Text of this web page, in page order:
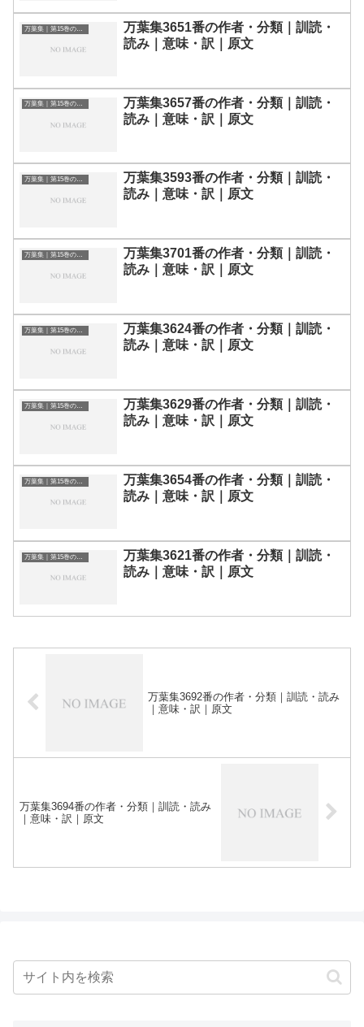
万葉集｜第15巻の和歌一覧
万葉集3651番の作者・分類｜訓読・
読み｜意味・訳｜原文
万葉集｜第15巻の和歌一覧
万葉集3657番の作者・分類｜訓読・
読み｜意味・訳｜原文
万葉集｜第15巻の和歌一覧
万葉集3593番の作者・分類｜訓読・
読み｜意味・訳｜原文
万葉集｜第15巻の和歌一覧
万葉集3701番の作者・分類｜訓読・
読み｜意味・訳｜原文
万葉集｜第15巻の和歌一覧
万葉集3624番の作者・分類｜訓読・
読み｜意味・訳｜原文
万葉集｜第15巻の和歌一覧
万葉集3629番の作者・分類｜訓読・
読み｜意味・訳｜原文
万葉集｜第15巻の和歌一覧
万葉集3654番の作者・分類｜訓読・
読み｜意味・訳｜原文
万葉集｜第15巻の和歌一覧
万葉集3621番の作者・分類｜訓読・
読み｜意味・訳｜原文
万葉集3692番の作者・分類｜訓読・読み
｜意味・訳｜原文
万葉集3694番の作者・分類｜訓読・読み
｜意味・訳｜原文